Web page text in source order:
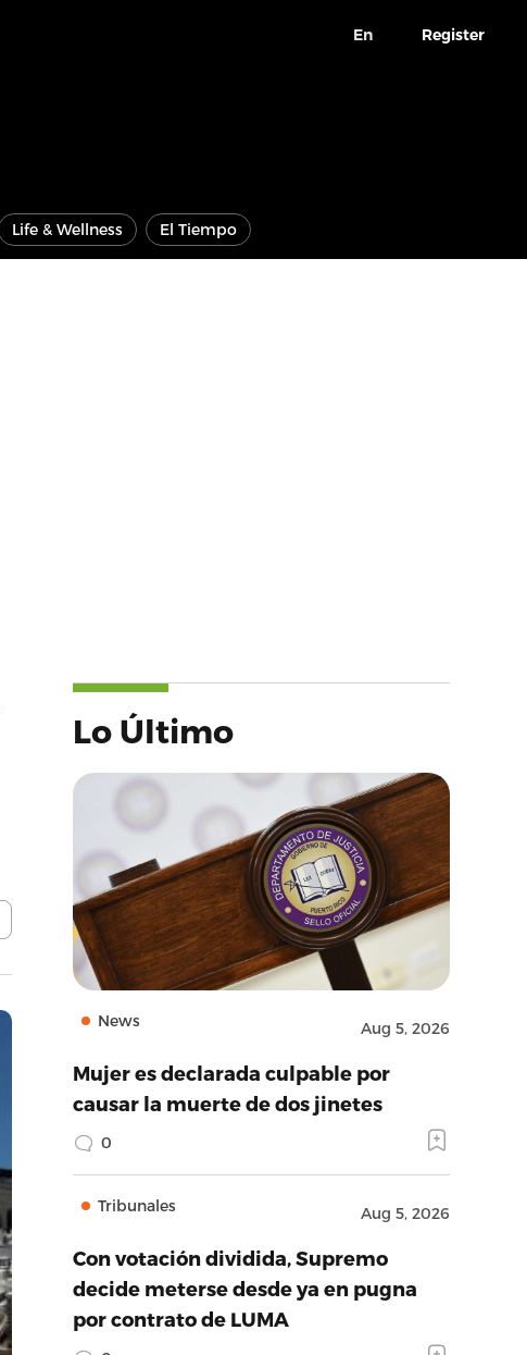
En Register
Life & Wellness El Tiempo
Lo Último
News Aug 5, 2026
Mujer es declarada culpable por
causar la muerte de dos jinetes
0
Tribunales Aug 5, 2026
Con votación dividida, Supremo
decide meterse desde ya en pugna
por contrato de LUMA